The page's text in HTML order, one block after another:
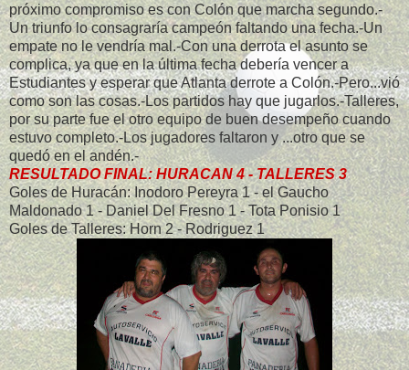
próximo compromiso es con Colón que marcha segundo.-
Un triunfo lo consagraría campeón faltando una fecha.-Un
empate no le vendría mal.-Con una derrota el asunto se
complica, ya que en la última fecha debería vencer a
Estudiantes y esperar que Atlanta derrote a Colón.-Pero...vió
como son las cosas.-Los partidos hay que jugarlos.-Talleres,
por su parte fue el otro equipo de buen desempeño cuando
estuvo completo.-Los jugadores faltaron y ...otro que se
quedó en el andén.-
RESULTADO FINAL: HURACAN 4 - TALLERES 3
Goles de Huracán: Inodoro Pereyra 1 - el Gaucho
Maldonado 1 - Daniel Del Fresno 1 - Tota Ponisio 1
Goles de Talleres: Horn 2 - Rodriguez 1